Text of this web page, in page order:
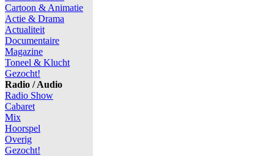
Cartoon & Animatie
Actie & Drama
Actualiteit
Documentaire
Magazine
Toneel & Klucht
Gezocht!
Radio / Audio
Radio Show
Cabaret
Mix
Hoorspel
Overig
Gezocht!